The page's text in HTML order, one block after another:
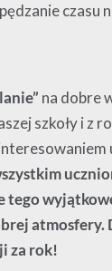
czasu
na dobre
szkoły i z
tego
atmosfery.
za rok!